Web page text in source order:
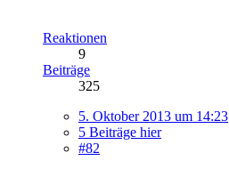
Reaktionen
9
Beiträge
325
5. Oktober 2013 um 14:23
5 Beiträge hier
#82